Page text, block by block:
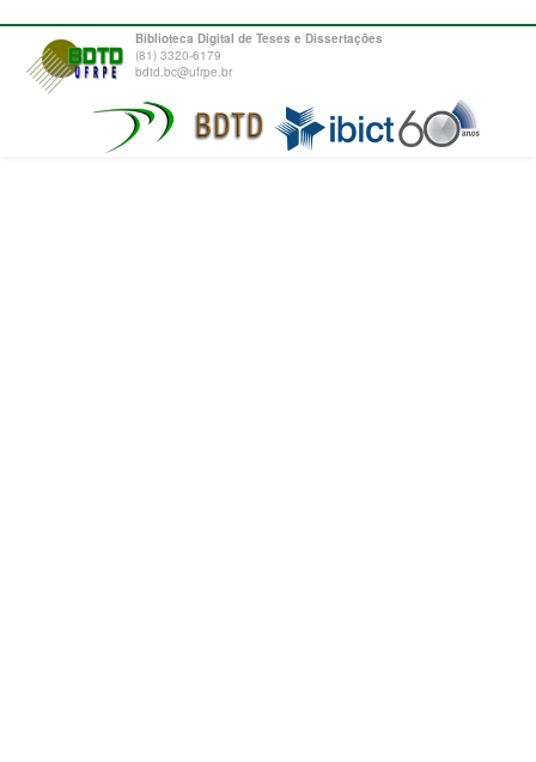
Biblioteca Digital de Teses e Dissertações
(81) 3320-6179
bdtd.bc@ufrpe.br